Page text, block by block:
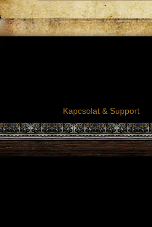
Kapcsolat & Support